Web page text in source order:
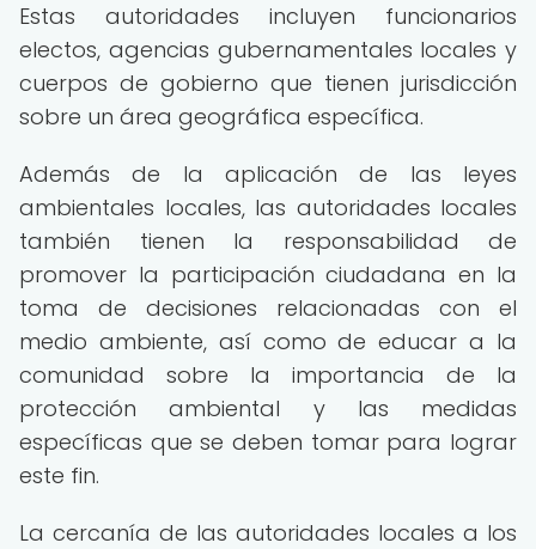
Estas autoridades incluyen funcionarios
electos, agencias gubernamentales locales y
cuerpos de gobierno que tienen jurisdicción
sobre un área geográfica específica.
Además de la aplicación de las leyes
ambientales locales, las autoridades locales
también tienen la responsabilidad de
promover la participación ciudadana en la
toma de decisiones relacionadas con el
medio ambiente, así como de educar a la
comunidad sobre la importancia de la
protección ambiental y las medidas
específicas que se deben tomar para lograr
este fin.
La cercanía de las autoridades locales a los